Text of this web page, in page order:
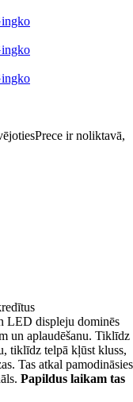
Prece ir noliktavā,
LED displeju dominēs
un aplaudēšanu. Tiklīdz
tiklīdz telpā kļūst kluss,
Tas atkal pamodināsies
Papildus laikam tas